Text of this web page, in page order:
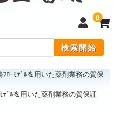
0
ﾛｰﾓﾃﾞﾙを用いた薬剤業務の質保
ﾞﾙを用いた薬剤業務の質保証